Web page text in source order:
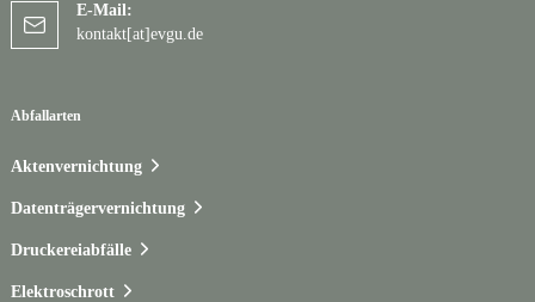
E-Mail:
kontakt[at]evgu.de
Abfallarten
Aktenvernichtung
Datenträgervernichtung
Druckereiabfälle
Elektroschrott